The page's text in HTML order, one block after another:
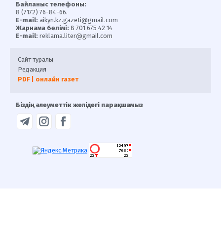
Байланыс телефоны:
8 (7172) 76-84-66.
E-mail: aikyn.kz.gazeti@gmail.com
Жарнама бөлімі: 8 701 675 42 14
E-mail: reklama.liter@gmail.com
Сайт туралы
Редакция
PDF | онлайн газет
Біздің әлеуметтік желідегі парақшамыз